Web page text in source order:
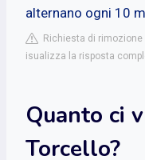
alternano ogni 10
Richiesta di
isualizza la risposta
Quanto ci
Torcello?